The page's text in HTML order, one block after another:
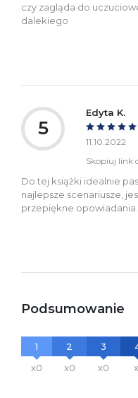
czy zagląda do
dalekiego
5
Edyta K.
11.10.2022
Skopiuj link
Do tej książki idealnie
najlepsze scenariusze,
przepiękne opowiadania.
Podsumowanie
1
x0
2
x0
3
x0